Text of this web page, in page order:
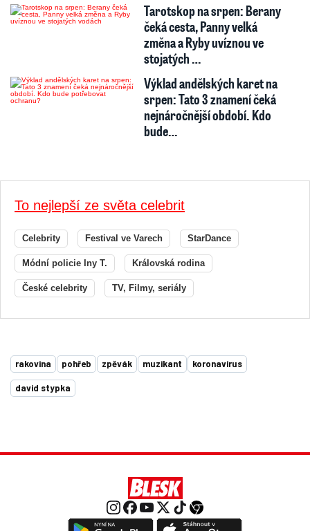
Tarotskop na srpen: Berany
čeká cesta, Panny velká
změna a Ryby uvíznou ve
stojatých …
Výklad andělských karet na
srpen: Tato 3 znamení čeká
nejnáročnější období. Kdo
bude…
To nejlepší ze světa celebrit
Celebrity Festival ve Varech StarDance
Módní policie Iny T. Královská rodina
České celebrity TV, Filmy, seriály
rakovina pohřeb zpěvák muzikant koronavirus
david stypka